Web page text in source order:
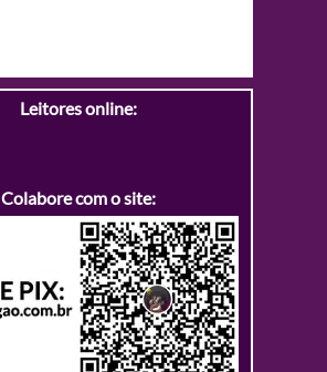
Leitores online:
Colabore com o site: